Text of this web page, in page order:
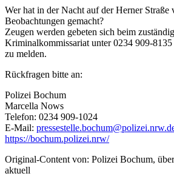
Wer hat in der Nacht auf der Herner Straße
Beobachtungen gemacht?
Zeugen werden gebeten sich beim
Kriminalkommissariat unter 0234 909-
zu melden.
Rückfragen bitte an:
Polizei Bochum
Marcella Nows
Telefon: 0234 909-1024
E-Mail:
https://bochum.polizei.nrw/
Original-Content von: Polizei Bochum,
aktuell